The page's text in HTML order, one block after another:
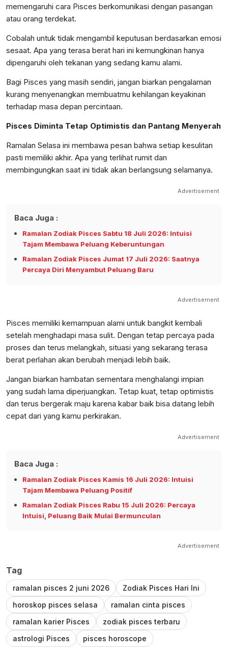
memengaruhi cara Pisces berkomunikasi dengan pasangan
atau orang terdekat.
Cobalah untuk tidak mengambil keputusan berdasarkan emosi
sesaat. Apa yang terasa berat hari ini kemungkinan hanya
dipengaruhi oleh tekanan yang sedang kamu alami.
Bagi Pisces yang masih sendiri, jangan biarkan pengalaman
kurang menyenangkan membuatmu kehilangan keyakinan
terhadap masa depan percintaan.
Pisces Diminta Tetap Optimistis dan Pantang Menyerah
Ramalan Selasa ini membawa pesan bahwa setiap kesulitan
pasti memiliki akhir. Apa yang terlihat rumit dan
membingungkan saat ini tidak akan berlangsung selamanya.
Advertisement
Baca Juga :
Ramalan Zodiak Pisces Sabtu 18 Juli 2026: Intuisi
Tajam Membawa Peluang Keberuntungan
Ramalan Zodiak Pisces Jumat 17 Juli 2026: Saatnya
Percaya Diri Menyambut Peluang Baru
Advertisement
Pisces memiliki kemampuan alami untuk bangkit kembali
setelah menghadapi masa sulit. Dengan tetap percaya pada
proses dan terus melangkah, situasi yang sekarang terasa
berat perlahan akan berubah menjadi lebih baik.
Jangan biarkan hambatan sementara menghalangi impian
yang sudah lama diperjuangkan. Tetap kuat, tetap optimistis
dan terus bergerak maju karena kabar baik bisa datang lebih
cepat dari yang kamu perkirakan.
Advertisement
Baca Juga :
Ramalan Zodiak Pisces Kamis 16 Juli 2026: Intuisi
Tajam Membawa Peluang Positif
Ramalan Zodiak Pisces Rabu 15 Juli 2026: Percaya
Intuisi, Peluang Baik Mulai Bermunculan
Advertisement
Tag
ramalan pisces 2 juni 2026
Zodiak Pisces Hari Ini
horoskop pisces selasa
ramalan cinta pisces
ramalan karier Pisces
zodiak pisces terbaru
astrologi Pisces
pisces horoscope